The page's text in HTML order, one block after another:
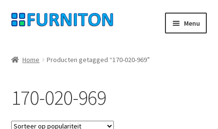
Ga
door
navigatie
Ga
naar
inhoud
Menu
Gegevensbescherming
Herroepingsrecht
Home Producten getagged “170-020-969”
170-020-969